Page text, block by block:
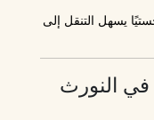
يسهل التنقل إلى
في النورث